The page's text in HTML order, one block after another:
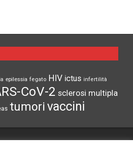
epilessia fegato HIV ictus infertilità
CoV-2 sclerosi multipla
tumorivaccini